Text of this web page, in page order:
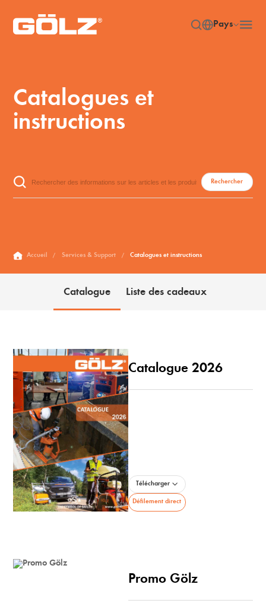
Pays
Catalogues et
instructions
Rechercher
Accueil / Services & Support / Catalogues et instructions
Catalogue Liste des cadeaux
Catalogue 2026
Télécharger
Défilement direct
Promo Gölz